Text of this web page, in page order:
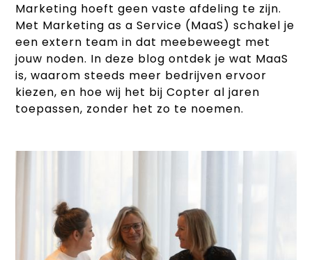
Marketing hoeft geen vaste afdeling te zijn.
Met Marketing as a Service (MaaS) schakel je
een extern team in dat meebeweegt met
jouw noden. In deze blog ontdek je wat MaaS
is, waarom steeds meer bedrijven ervoor
kiezen, en hoe wij het bij Copter al jaren
toepassen, zonder het zo te noemen.